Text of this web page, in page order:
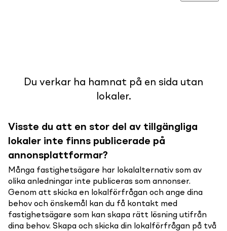
Du verkar ha hamnat på en sida utan
lokaler.
Visste du att en stor del av tillgängliga
lokaler inte finns publicerade på
annonsplattformar?
Många fastighetsägare har lokalalternativ som av
olika anledningar inte publiceras som annonser.
Genom att skicka en lokalförfrågan och ange dina
behov och önskemål kan du få kontakt med
fastighetsägare som kan skapa rätt lösning utifrån
dina behov. Skapa och skicka din lokalförfrågan på två